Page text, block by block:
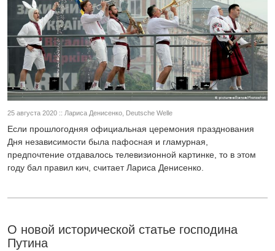
25 августа 2020 :: Лариса Денисенко, Deutsche Welle
Если прошлогодняя официальная церемония празднования
Дня независимости была пафосная и гламурная,
предпочтение отдавалось телевизионной картинке, то в этом
году бал правил кич, считает Лариса Денисенко.
О новой исторической статье господина
Путина